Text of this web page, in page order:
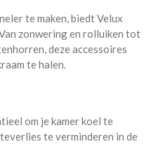
te maken, biedt Velux
zonwering en rolluiken tot
deze accessoires
te halen.
om je kamer koel te
te verminderen in de